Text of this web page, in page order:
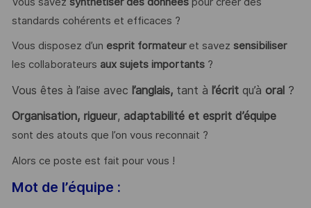
standards cohérents et efficaces ?
Vous disposez d’un esprit formateuret savez sensibiliser
les collaborateurs aux sujets importants?
Vous êtes à l’aise avec l’anglais, tant à l’écritqu’à oral?
Organisation, rigueur, adaptabilité et esprit d’équipe
sont des atouts que l’on vous reconnait ?
Alors ce poste est fait pour vous !
Mot de l’équipe :